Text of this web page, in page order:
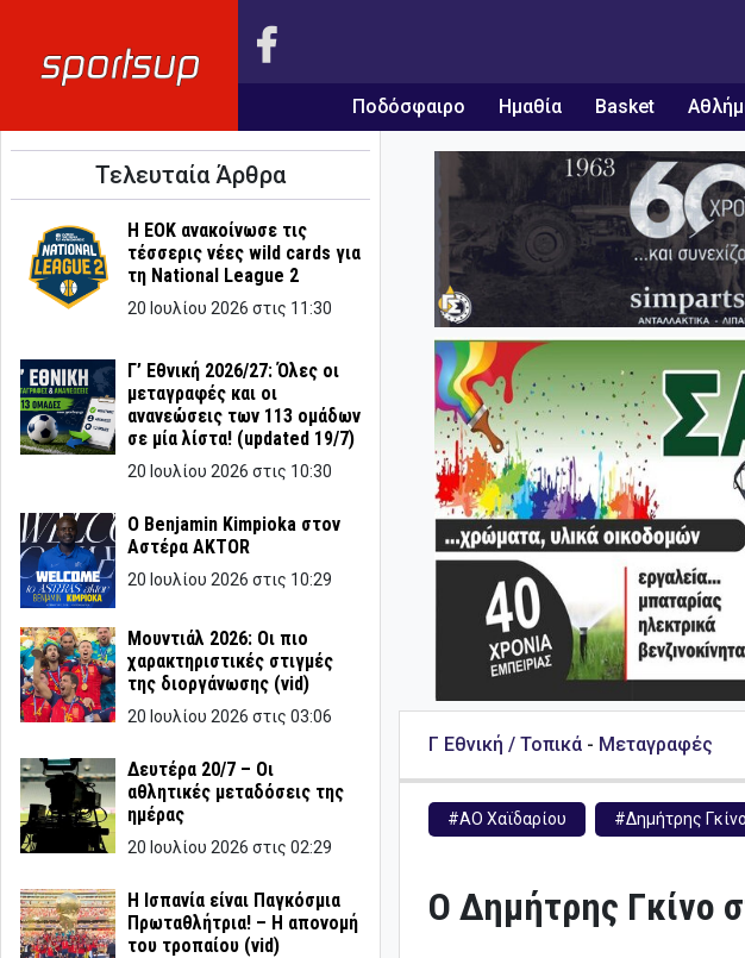
Ποδόσφαιρο Ημαθία Basket
Τελευταία Άρθρα
Η ΕΟΚ ανακοίνωσε τις
τέσσερις νέες wild cards για
τη National League 2
20 Ιουλίου 2026 στις 11:30
Γ’ Εθνική 2026/27: Όλες οι
μεταγραφές και οι
ανανεώσεις των 113 ομάδων
σε μία λίστα! (updated 19/7)
20 Ιουλίου 2026 στις 10:30
Ο Benjamin Kimpioka στον
Αστέρα AKTOR
20 Ιουλίου 2026 στις 10:29
Μουντιάλ 2026: Οι πιο
χαρακτηριστικές στιγμές
της διοργάνωσης (vid)
20 Ιουλίου 2026 στις 03:06
Δευτέρα 20/7 – Οι
αθλητικές μεταδόσεις της
ημέρας
20 Ιουλίου 2026 στις 02:29
Η Ισπανία είναι Παγκόσμια
Πρωταθλήτρια! – Η απονομή
του τροπαίου (vid)
Γ Εθνική / Τοπικά - Μεταγραφές
#ΑΟ Χαϊδαρίου #Δημήτρης Γκίνο
Ο Δημήτρης Γκίνο